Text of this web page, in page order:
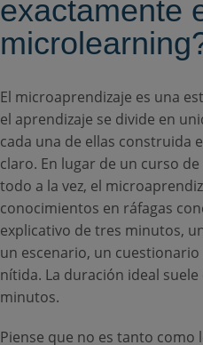
exactamente
El microaprendizaje es una
el aprendizaje se divide en
cada una de ellas construida
claro. En lugar de un curso
todo a la vez, el
conocimientos en ráfagas
explicativo de tres minutos,
un escenario, un
nítida. La duración ideal
minutos.
Piense que no es tanto